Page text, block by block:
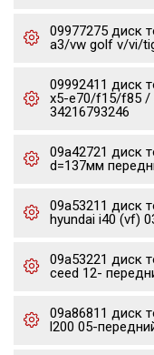
09977275 диск
a3/vw golf v/vi/
09992411 диск
x5-e70/f15/f85 /
34216793246
09a42721 диск
d=137мм
09a53211 диск
hyundai i40 (vf)
09a53221 диск
ceed 12-
09a86811 диск
l200 05-